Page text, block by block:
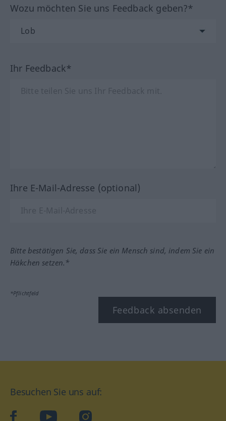
Wozu möchten Sie uns Feedback geben?*
Ihr Feedback*
Ihre E-Mail-Adresse (optional)
Bitte bestätigen Sie, dass Sie ein Mensch sind, indem Sie ein
Häkchen setzen.*
*Pflichtfeld
Feedback absenden
Besuchen Sie uns auf:
facebookYouTube Instagram